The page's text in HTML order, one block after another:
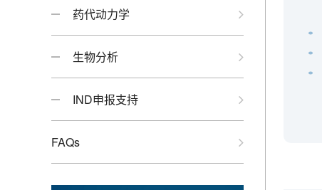
药代动力学
生物分析
IND申报支持
FAQs